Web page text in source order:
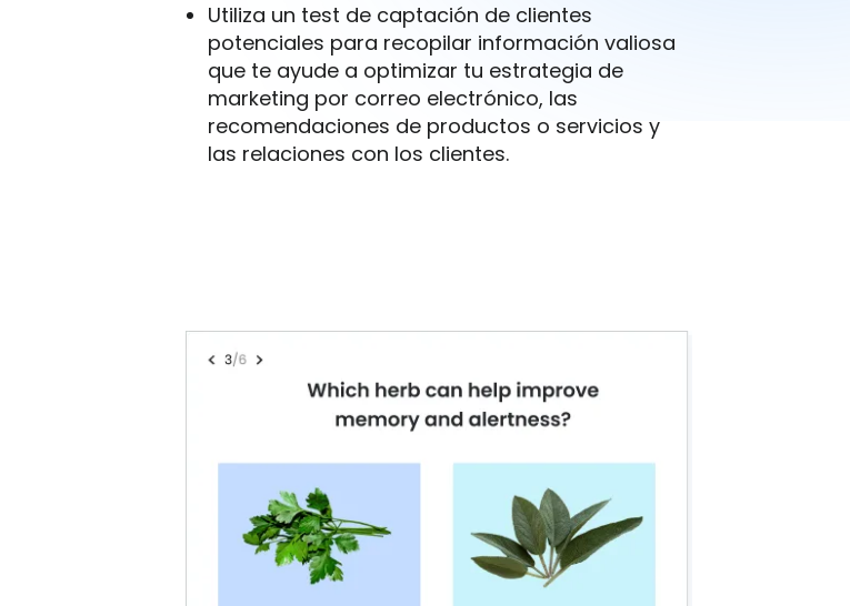
Utiliza un test de captación de clientes
potenciales para recopilar información valiosa
que te ayude a optimizar tu estrategia de
marketing por correo electrónico, las
recomendaciones de productos o servicios y
las relaciones con los clientes.